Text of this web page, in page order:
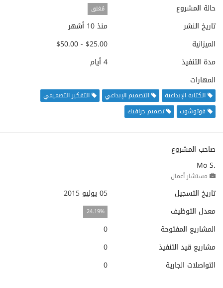
حالة المشروع مُغلق
تاريخ النشر
منذ 10 أشهر
الميزانية
$25.00 - $50.00
مدة التنفيذ
4 أيام
المهارات
الكتابة الإبداعية التصميم الإبداعي
التفكير التصميمي
فوتوشوب
تصميم جرافيك
صاحب المشروع
Mo S.
مستشار أعمال
تاريخ التسجيل
05 يوليو 2015
معدل التوظيف
24.19%
المشاريع المفتوحة
0
مشاريع قيد التنفيذ
0
التواصلات الجارية
0